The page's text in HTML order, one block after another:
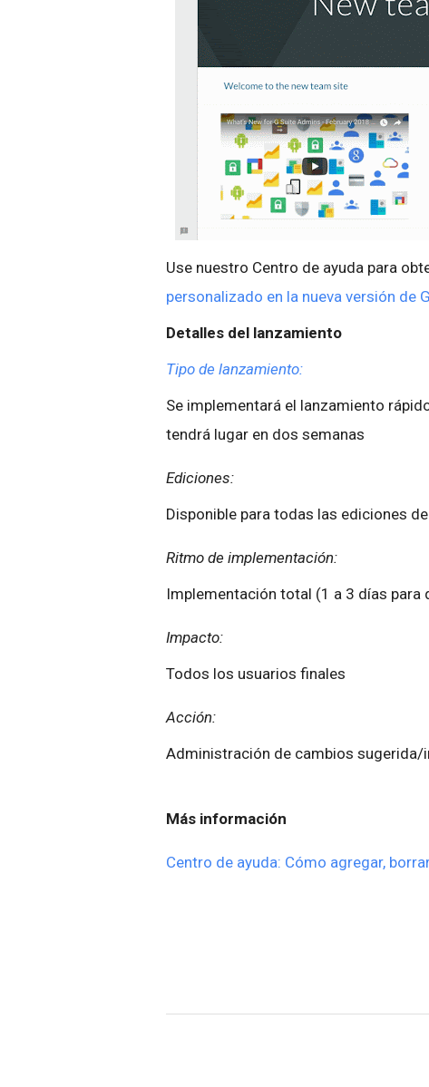
Use nuestro Centro de ayuda para
personalizado en la nueva versión de
Detalles del lanzamiento
Tipo de lanzamiento:
Se implementará el lanzamiento
tendrá lugar en dos semanas
Ediciones:
Disponible para todas las ediciones
Ritmo de implementación:
Implementación total (1 a 3 días para
Impacto:
Todos los usuarios finales
Acción:
Administración de cambios
Más información
Centro de ayuda: Cómo agregar,